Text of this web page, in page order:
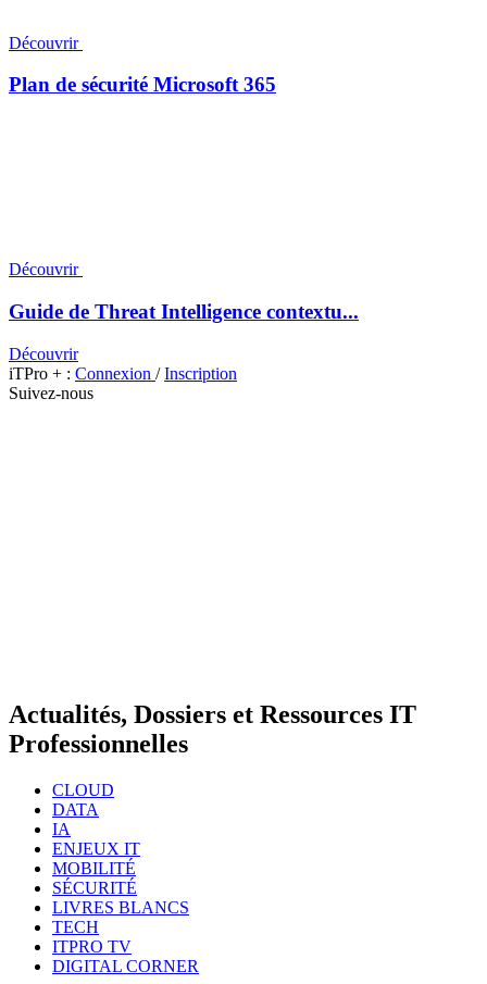
Découvrir
Plan de sécurité Microsoft 365
Découvrir
Guide de Threat Intelligence contextu...
Découvrir
iTPro + : Connexion /Inscription
Suivez-nous
Actualités, Dossiers et Ressources IT
Professionnelles
CLOUD
DATA
IA
ENJEUX IT
MOBILITÉ
SÉCURITÉ
LIVRES BLANCS
TECH
ITPRO TV
DIGITAL CORNER